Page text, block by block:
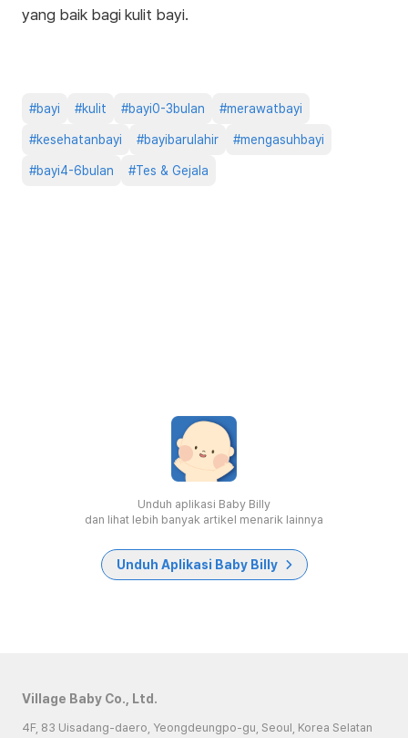
yang baik bagi kulit bayi.
#bayi #kulit #bayi0-3bulan #merawatbayi
#kesehatanbayi #bayibarulahir #mengasuhbayi
#bayi4-6bulan #Tes & Gejala
Unduh aplikasi Baby Billy
dan lihat lebih banyak artikel menarik lainnya
Unduh Aplikasi Baby Billy
Village Baby Co., Ltd.
4F, 83 Uisadang-daero, Yeongdeungpo-gu, Seoul, Korea Selatan